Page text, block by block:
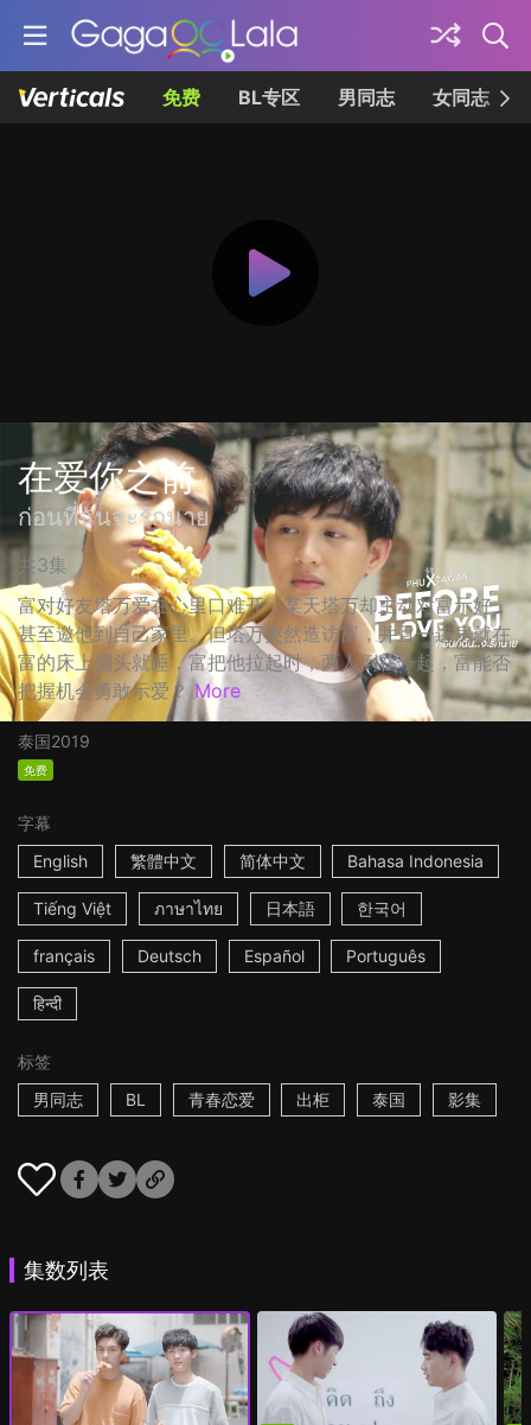
免费 BL专区 男同志 女同志
在爱你之前
ก่อนที่ฉันจะรักนาย
共3集
富对好友塔万爱在心里口难开，某天塔万却主动对富示好，
甚至邀他到自己家里。但塔万突然造访富，并且一进房就在
富的床上倒头就睡，富把他拉起时，两人倒在一起，富能否
把握机会勇敢示爱？ More
泰国2019
免费
字幕
English
繁體中文 简体中文 Bahasa Indonesia
Tiếng Việt ภาษาไทย 日本語 한국어
français Deutsch Español Português
हिन्दी
标签
男同志
BL 青春恋爱 出柜 泰国 影集
集数列表